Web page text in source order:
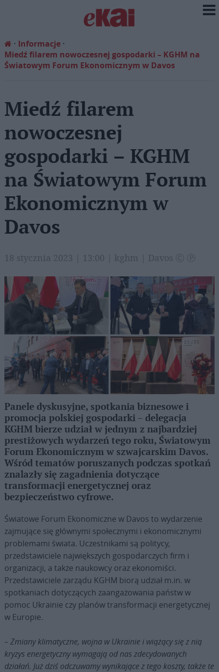
Informacje
Miedź filarem nowoczesnej gospodarki – KGHM na
Światowym Forum Ekonomicznym w Davos
Miedź filarem
nowoczesnej
gospodarki – KGHM
na Światowym Forum
Ekonomicznym w
Davos
18 stycznia 2023 | 13:00 | kghm | Davos Ⓒ Ⓟ
Panele dyskusyjne, spotkania biznesowe i
promocja polskiej gospodarki – delegacja
KGHM bierze udział w jednym z najbardziej
prestiżowych wydarzeń tego roku, Światowym
Forum Ekonomicznym w szwajcarskim Davos.
Wśród tematów poruszanych podczas spotkań
znalazły się zagadnienia dotyczące
transformacji energetycznej oraz
bezpieczeństwo cyfrowe.
Światowe Forum Ekonomiczne w Davos to wydarzenie
zajmujące się głównymi społecznymi i ekonomicznymi
problemami świata. Uczestnikami są politycy,
przedstawiciele największych gospodarczych firm i
organizacji, a także naukowcy oraz ekonomiści.
Przedstawiciele zarządu KGHM biorą udział m.in. w
spotkaniach dotyczących zaangażowania państw w
pomoc Ukrainie czy planów transformacji energetycznej
w Europie.
– Zmiany klimatyczne, wojna w Ukrainie i wiążący się z nią
kryzys energetyczny wymagają od nas zdecydowanych
działań. Już dziś odczuwamy wynikające z tego koszty, także te